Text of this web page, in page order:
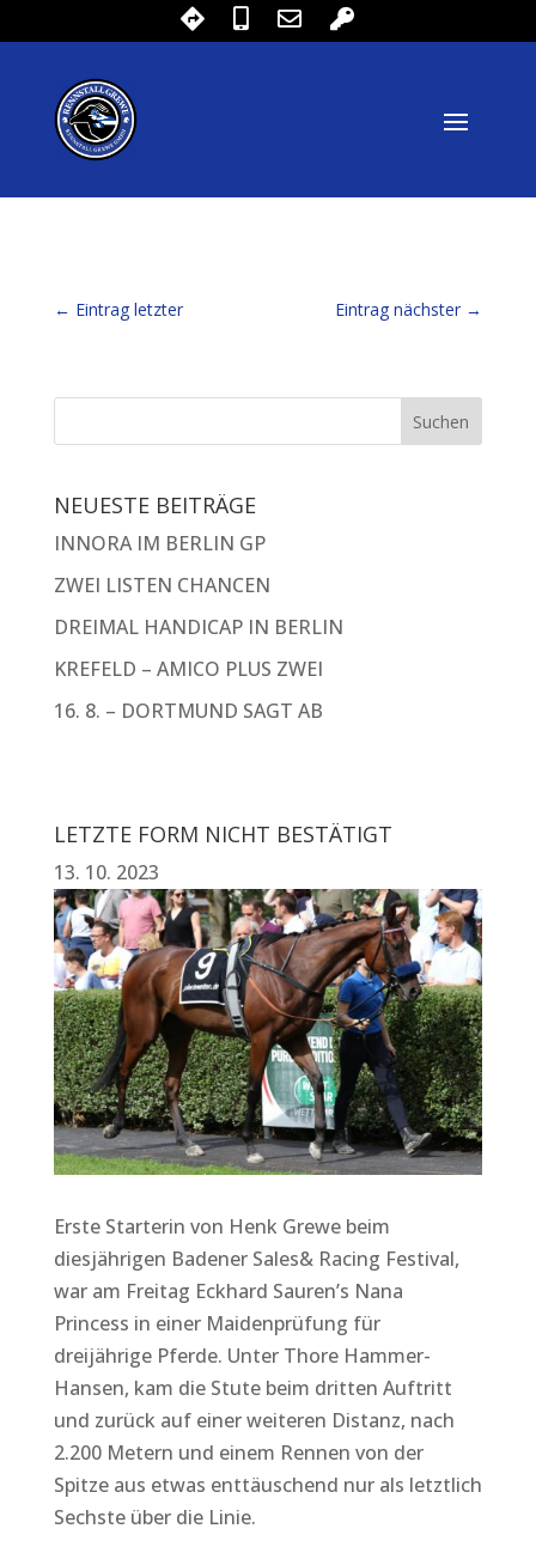
← Eintrag letzter Eintrag nächster →
NEUESTE BEITRÄGE
INNORA IM BERLIN GP
ZWEI LISTEN CHANCEN
DREIMAL HANDICAP IN BERLIN
KREFELD – AMICO PLUS ZWEI
16. 8. – DORTMUND SAGT AB
LETZTE FORM NICHT BESTÄTIGT
13. 10. 2023
Erste Starterin von Henk Grewe beim
diesjährigen Badener Sales& Racing Festival,
war am Freitag Eckhard Sauren’s Nana
Princess in einer Maidenprüfung für
dreijährige Pferde. Unter Thore Hammer-
Hansen, kam die Stute beim dritten Auftritt
und zurück auf einer weiteren Distanz, nach
2.200 Metern und einem Rennen von der
Spitze aus etwas enttäuschend nur als letztlich
Sechste über die Linie.